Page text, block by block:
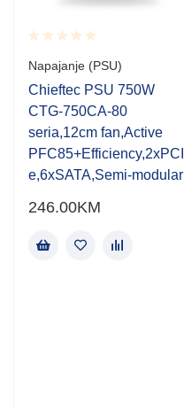
Rated
0.001
out
of
5
Napajanje (PSU)
Chieftec PSU 750W
CTG-750CA-80
seria,12cm fan,Active
PFC85+Efficiency,2xPCI
e,6xSATA,Semi-modular
246.00KM